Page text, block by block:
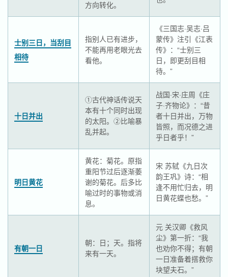
方向转化。
士别三日，当刮目
相待
指别人已有进步，
不能再用老眼光去
看他。
《三国志·吴志·吕
蒙传》注引《江表
传》：“士别三
日，即更刮目相
待。”
十日并出
①古代神话传说天
本有十个同时出现
的太阳。②比喻暴
乱并起。
战国·宋·庄周《庄
子·齐物论》：“昔
者十日并出，万物
皆照，而况德之进
乎日者乎！”
明日黄花
黄花：菊花。原指
重阳节过后逐渐萎
谢的菊花。后多比
喻过时的事物或消
息。
宋 苏轼《九日次
韵王巩》诗：“相
逢不用忙归去，明
日黄花蝶也愁。”
有朝一日
朝：日；天。指将
来有一天。
元 关汉卿《救风
尘》第一折：“我
也劝你不得；有朝
一日准备着搭救你
块望夫石。”